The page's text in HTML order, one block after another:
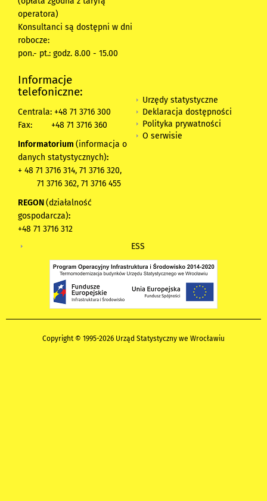
operatora)
Konsultanci są dostępni w dni
robocze:
pon.- pt.: godz. 8.00 - 15.00
Informacje
telefoniczne:
Centrala: +48 71 3716 300
Fax:
+48 71 3716 360
Informatorium (informacja o
danych statystycznych):
+ 48 71 3716 314, 71 3716 320,
71 3716 362, 71 3716 455
REGON(działalność
gospodarcza):
+48 71 3716 312
Urzędy statystyczne
Deklaracja dostępności
Polityka prywatności
O serwisie
ESS
Copyright © 1995-2026 Urząd Statystyczny we Wrocławiu